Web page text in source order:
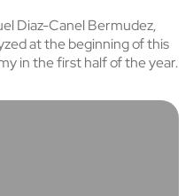
Diaz-Canel Bermudez,
at the beginning of this
in the first half of the year.